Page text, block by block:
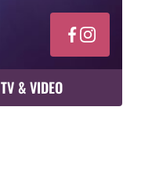
TV & VIDEO